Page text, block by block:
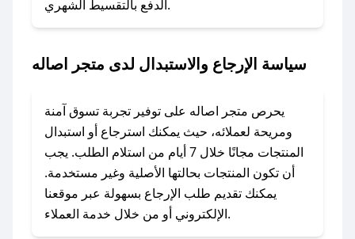
### ماذا أفعل إذا لم أجد كود خصم لمتجري
المفضل؟
مراسلتنا مباشرة وسنعمل على توفير الكوبونات في
### كيف تحصل على كوبونات خصم حصرية من
متجر اصاله؟
للحصول على كوبونات وخصومات حصرية، قم بما
يلي:
- اضغط على أيقونة متابعة لمتجر متجر اصاله في
الدفع بالتقسيط الشهري.
سياسة الإرجاع والاستبدال لدى متجر اصاله
يحرص متجر اصاله على توفير تجربة تسوق آمنة
ومريحة لعملائه، حيث يمكنك استرجاع أو استبدال
المنتجات مجانًا خلال 7 أيام من استلام الطلب. يجب
أن تكون المنتجات بحالتها الأصلية وغير مستخدمة.
يمكنك تقديم طلب الإرجاع بسهولة عبر موقعنا
الإلكتروني أو من خلال خدمة العملاء.